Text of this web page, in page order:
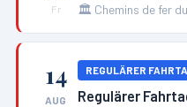
Fr
🏛️ Chemins de fer
14
AUG
REGULÄRER
Regulärer